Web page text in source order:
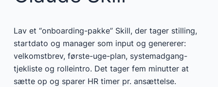
Lav et “onboarding-pakke” Skill, der tager stilling,
startdato og manager som input og genererer:
velkomstbrev, første-uge-plan, systemadgang-
tjekliste og rolleintro. Det tager fem minutter at
sætte op og sparer HR timer pr. ansættelse.